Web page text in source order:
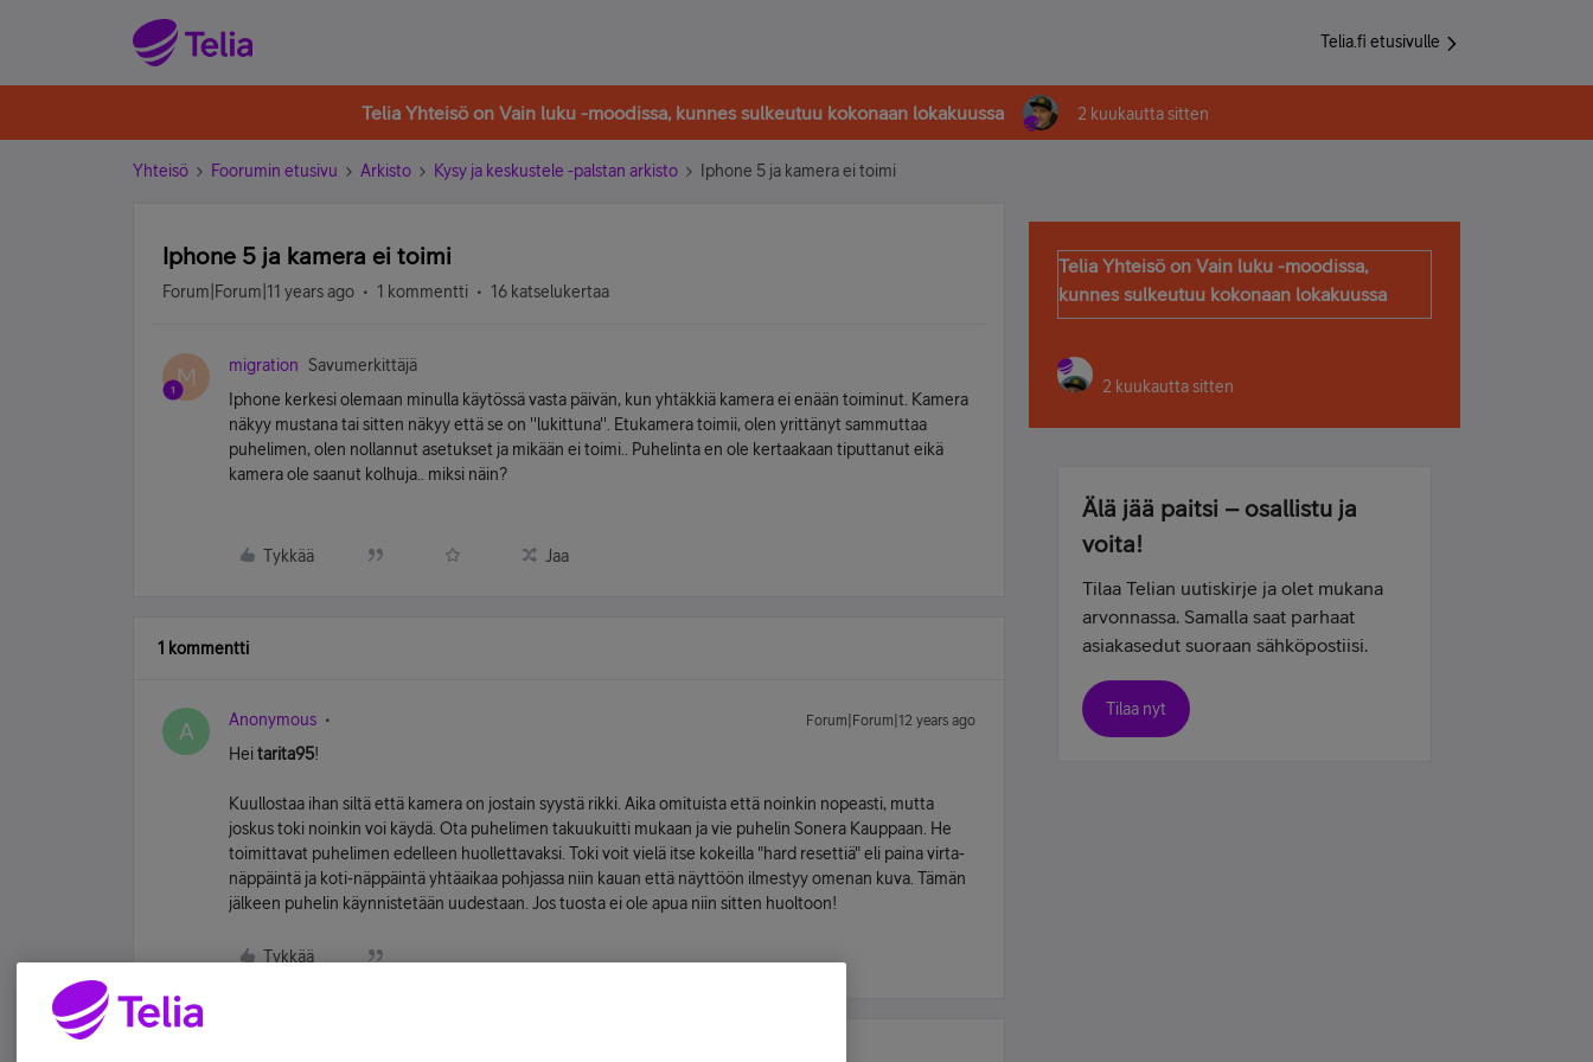
Telia.fi etusivulle
Telia Yhteisö on Vain luku -moodissa, kunnes sulkeutuu kokonaan lokakuussa 2 kuukautta sitten
Yhteisö Foorumin etusivu Arkisto Kysy ja keskustele -palstan arkisto Iphone 5 ja kamera ei toimi
Iphone 5 ja kamera ei toimi
Forum|Forum|11 years ago 1 kommentti 16 katselukertaa
M migration
Savumerkittäjä
Iphone kerkesi olemaan minulla käytössä vasta päivän, kun yhtäkkiä kamera ei enään toiminut. Kamera
näkyy mustana tai sitten näkyy että se on ''lukittuna''. Etukamera toimii, olen yrittänyt sammuttaa
puhelimen, olen nollannut asetukset ja mikään ei toimi.. Puhelinta en ole kertaakaan tiputtanut eikä
kamera ole saanut kolhuja.. miksi näin?
Tykkää Jaa
1 kommentti
A Anonymous Forum|Forum|12 years ago
Heitarita95!
Kuullostaa ihan siltä että kamera on jostain syystä rikki. Aika omituista että noinkin nopeasti, mutta
joskus toki noinkin voi käydä. Ota puhelimen takuukuitti mukaan ja vie puhelin Sonera Kauppaan. He
toimittavat puhelimen edelleen huollettavaksi. Toki voit vielä itse kokeilla "hard resettiä" eli paina virta-
näppäintä ja koti-näppäintä yhtäaikaa pohjassa niin kauan että näyttöön ilmestyy omenan kuva. Tämän
jälkeen puhelin käynnistetään uudestaan. Jos tuosta ei ole apua niin sitten huoltoon!
Tykkää
Telia Yhteisö on Vain luku -moodissa,
kunnes sulkeutuu kokonaan lokakuussa
2 kuukautta sitten
Älä jää paitsi – osallistu ja
voita!
Tilaa Telian uutiskirje ja olet mukana
arvonnassa. Samalla saat parhaat
asiakasedut suoraan sähköpostiisi.
Tilaa nyt